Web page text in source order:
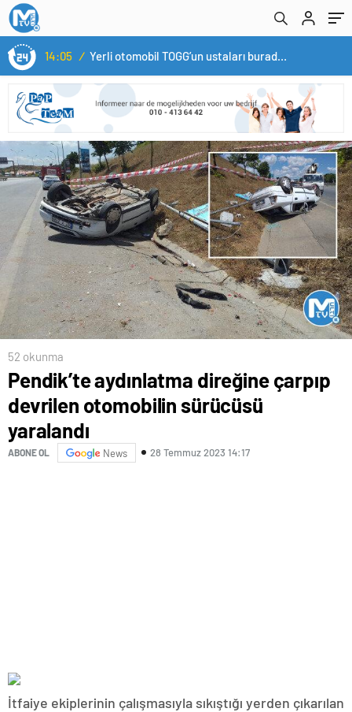
14:05 / Yerli otomobil TOGG’un ustaları burada yetişecek
52 okunma
Pendik’te aydınlatma direğine çarpıp
devrilen otomobilin sürücüsü
yaralandı
ABONE OL News 28 Temmuz 2023 14:17
İtfaiye ekiplerinin çalışmasıyla sıkıştığı yerden çıkarılan